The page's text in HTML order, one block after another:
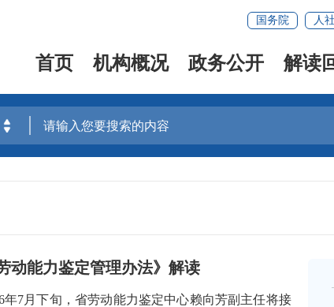
国务院 人
首页 机构概况 政务公开 解读
劳动能力鉴定管理办法》解读
年7月下旬，省劳动能力鉴定中心赖向芳副主任将接